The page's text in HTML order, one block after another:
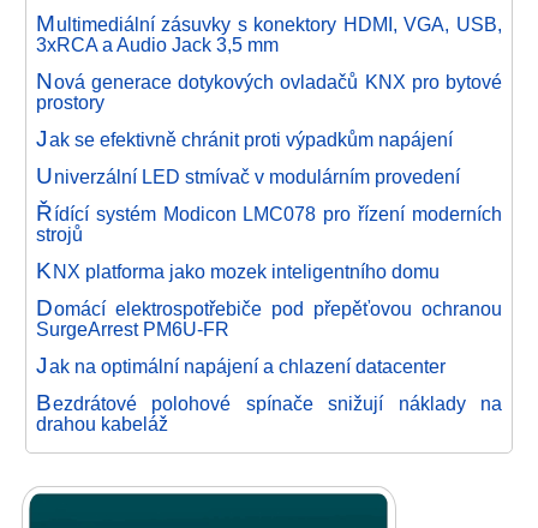
Multimediální zásuvky s konektory HDMI, VGA, USB,
3xRCA a Audio Jack 3,5 mm
Nová generace dotykových ovladačů KNX pro bytové
prostory
Jak se efektivně chránit proti výpadkům napájení
Univerzální LED stmívač v modulárním provedení
Řídící systém Modicon LMC078 pro řízení moderních
strojů
KNX platforma jako mozek inteligentního domu
Domácí elektrospotřebiče pod přepěťovou ochranou
SurgeArrest PM6U-FR
Jak na optimální napájení a chlazení datacenter
Bezdrátové polohové spínače snižují náklady na
drahou kabeláž